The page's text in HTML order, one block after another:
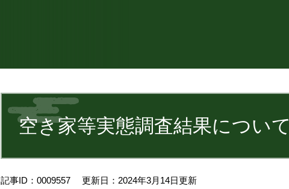
文
空き家等実態調査結果について
記事ID：0009557 更新日：2024年3月14日更新